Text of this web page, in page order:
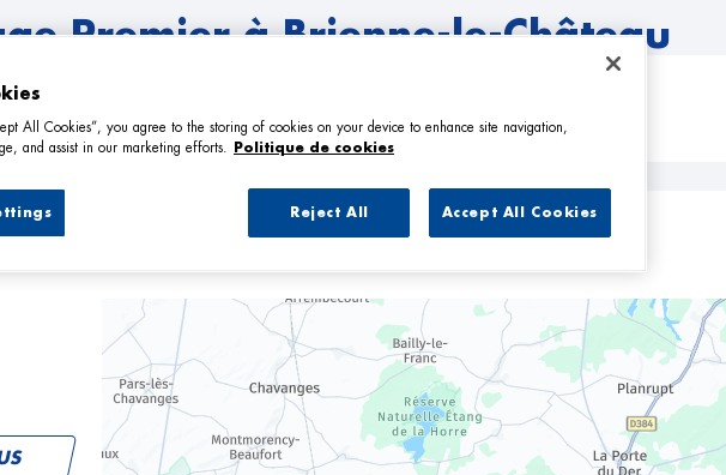
Premier à Brienne-le-Château
Premier à Brienne-le-Château
All Cookies”, you agree to the storing of cookies on your device to enhance site navigation,
and assist in our marketing efforts.
Politique de cookies
Reject All Accept All Cookies